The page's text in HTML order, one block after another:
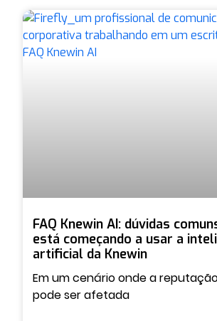
FAQ Knewin AI: dúvidas
está começando a usar a
artificial da Knewin
Em um cenário onde a
pode ser afetada